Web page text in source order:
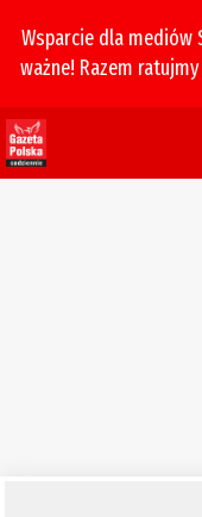
Wsparcie dla mediów
ważne! Razem